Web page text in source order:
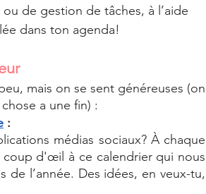
de gestion de tâches, à l’aide
dans ton agenda!
mais on se sent généreuses (on
a une fin) :
:
médias sociaux? À chaque
coup d'œil à ce calendrier qui nous
l’année. Des idées, en veux-tu,